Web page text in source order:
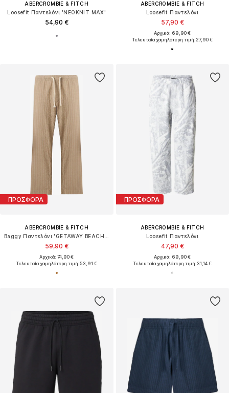
ABERCROMBIE & FITCH
Loosefit Παντελόνι 'NEOKNIT MAX'
54,90 €
ABERCROMBIE & FITCH
Loosefit Παντελόνι
57,90 €
Αρχικά: 69,90 €
Τελευταία χαμηλότερη τιμή:27,90 €
ΠΡΟΣΦΟΡΑ
ABERCROMBIE & FITCH
Baggy Παντελόνι 'GETAWAY BEACHY'
59,90 €
Αρχικά: 74,90 €
Τελευταία χαμηλότερη τιμή:53,91 €
ΠΡΟΣΦΟΡΑ
ABERCROMBIE & FITCH
Loosefit Παντελόνι
47,90 €
Αρχικά: 69,90 €
Τελευταία χαμηλότερη τιμή:31,14 €